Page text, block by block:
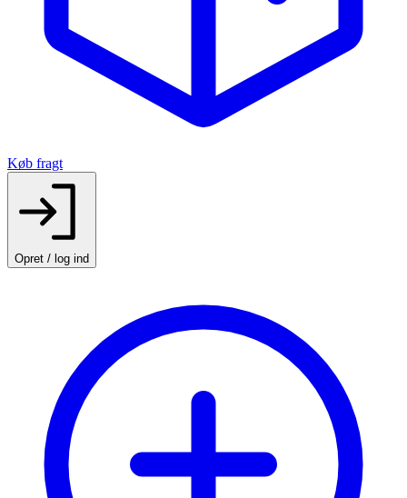
Køb fragt
Opret / log ind